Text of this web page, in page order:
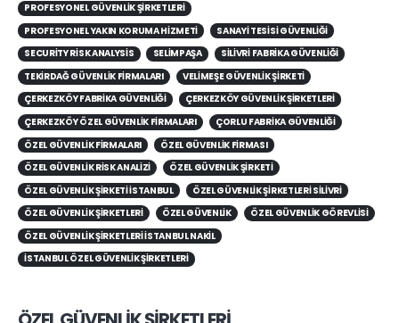
PROFESYONEL GÜVENLIK ŞIRKETLERI
PROFESYONEL YAKIN KORUMA HIZMETI
SANAYI TESISI GÜVENLIĞI
SECURITY RISK ANALYSIS
SELIMPAŞA
SILIVRI FABRIKA GÜVENLIĞI
TEKIRDAĞ GÜVENLIK FIRMALARI
VELIMEŞE GÜVENLIK ŞIRKETI
ÇERKEZKÖY FABRIKA GÜVENLIĞI
ÇERKEZKÖY GÜVENLIK ŞIRKETLERI
ÇERKEZKÖY ÖZEL GÜVENLIK FIRMALARI
ÇORLU FABRIKA GÜVENLIĞI
ÖZEL GÜVENLIK FIRMALARI
ÖZEL GÜVENLIK FIRMASI
ÖZEL GÜVENLIK RISK ANALIZI
ÖZEL GÜVENLIK ŞIRKETI
ÖZEL GÜVENLIK ŞIRKETI İSTANBUL
ÖZEL GÜVENLIK ŞIRKETLERI SILIVRI
ÖZEL GÜVENLIK ŞIRKETLERI
ÖZEL GÜVENLIK
ÖZEL GÜVENLIK GÖREVLISI
ÖZEL GÜVENLIK ŞIRKETLERI İSTANBUL NAKIL
İSTANBUL ÖZEL GÜVENLIK ŞIRKETLERI